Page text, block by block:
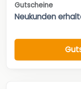
Gutscheine
Neukunden